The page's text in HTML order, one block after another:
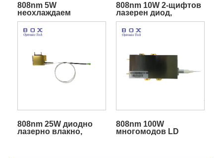
808nm 5W
неохлаждаем
многомодов лазерен
диоден модул
808nm 10W 2-щифтов
лазерен диод,
свързан с влакна
808nm 25W диодно
лазерно влакно,
808nm 100W
многомодов LD